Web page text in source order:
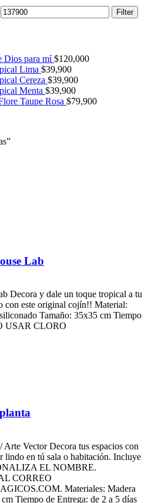
Filter
Dios para mí$120,000
Lima $39,900
Cereza $39,900
Menta $39,900
Taupe Rosa $79,900
Lab
Decora y dale un toque tropical a tu
con este original cojín!! Material:
Tamaño: 35x35 cm Tiempo
USAR CLORO
Vector Decora tus espacios con
lindo en tú sala o habitación. Incluye
EL NOMBRE.
CORREO
Materiales: Madera
Tiempo de Entrega: de 2 a 5 días